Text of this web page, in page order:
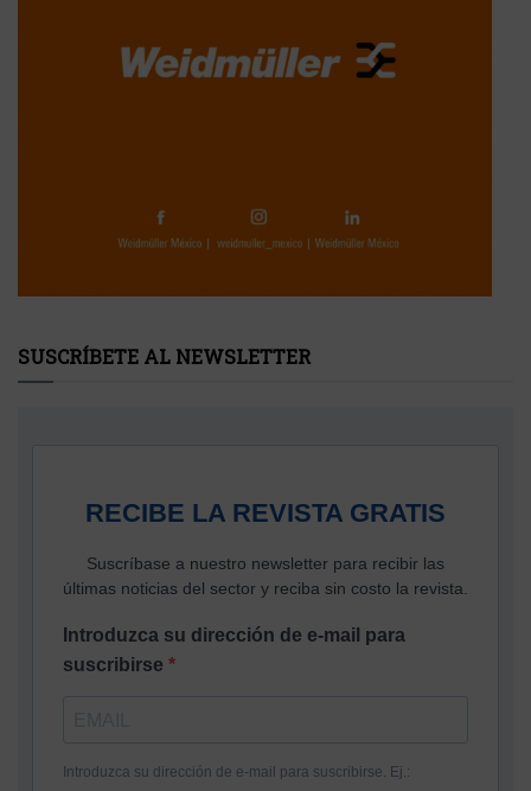
SUSCRÍBETE AL NEWSLETTER
RECIBE LA REVISTA GRATIS
Suscríbase a nuestro newsletter para recibir las
últimas noticias del sector y reciba sin costo la revista.
Introduzca su dirección de e-mail para
suscribirse
Introduzca su dirección de e-mail para suscribirse. Ej.: